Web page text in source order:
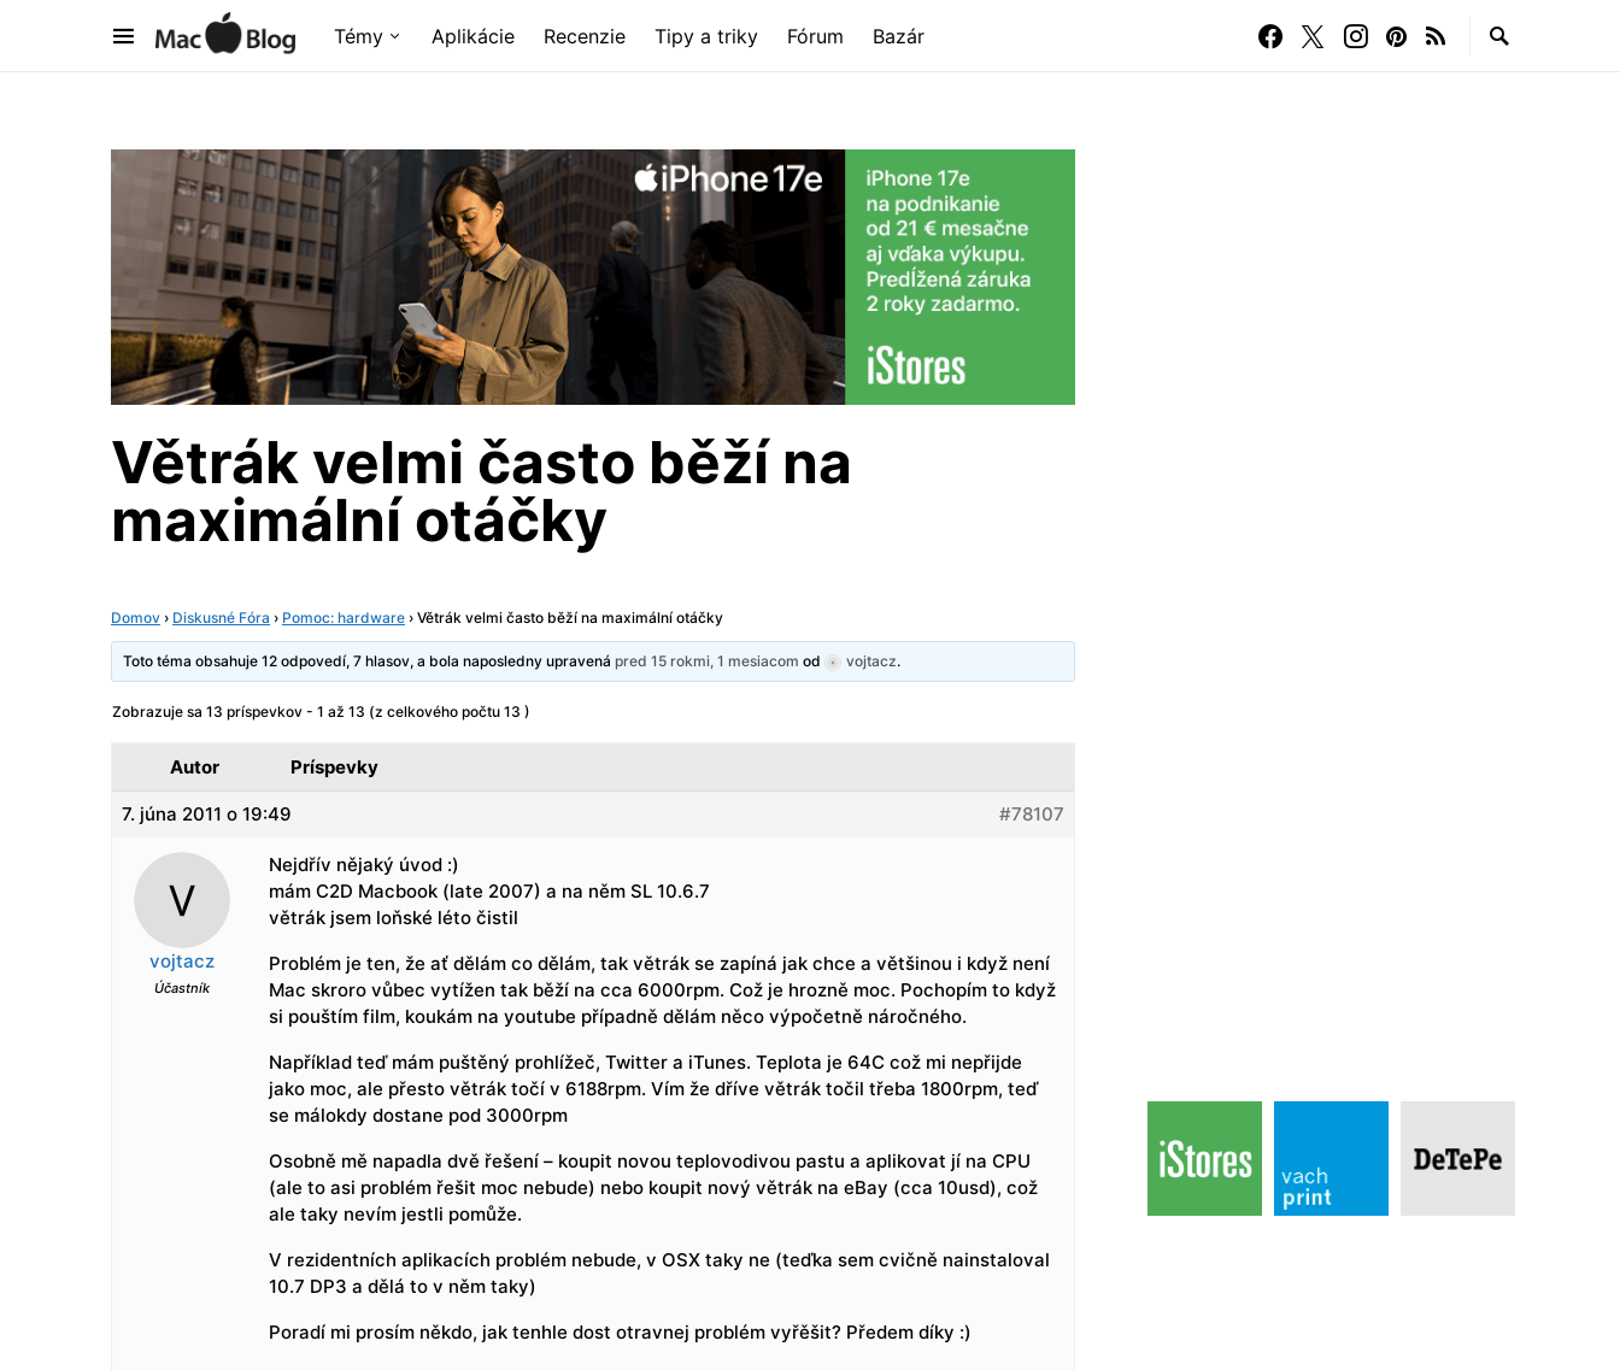
Témy Aplikácie Recenzie Tipy a triky Fórum Bazár
Větrák velmi často běží na
maximální otáčky
Domov › Diskusné Fóra › Pomoc: hardware › Větrák velmi často běží na maximální otáčky
Toto téma obsahuje 12 odpovedí, 7 hlasov, a bola naposledny upravenápred 15 rokmi, 1 mesiacom od vojtacz.
Zobrazuje sa 13 príspevkov - 1 až 13 (z celkového počtu 13 )
Autor Príspevky
7. júna 2011 o 19:49 #78107
vojtacz
Účastník
Nejdřív nějaký úvod :)
mám C2D Macbook (late 2007) a na něm SL 10.6.7
větrák jsem loňské léto čistil
Problém je ten, že ať dělám co dělám, tak větrák se zapíná jak chce a většinou i když není
Mac skroro vůbec vytížen tak běží na cca 6000rpm. Což je hrozně moc. Pochopím to když
si pouštím film, koukám na youtube případně dělám něco výpočetně náročného.
Například teď mám puštěný prohlížeč, Twitter a iTunes. Teplota je 64C což mi nepřijde
jako moc, ale přesto větrák točí v 6188rpm. Vím že dříve větrák točil třeba 1800rpm, teď
se málokdy dostane pod 3000rpm
Osobně mě napadla dvě řešení – koupit novou teplovodivou pastu a aplikovat jí na CPU
(ale to asi problém řešit moc nebude) nebo koupit nový větrák na eBay (cca 10usd), což
ale taky nevím jestli pomůže.
V rezidentních aplikacích problém nebude, v OSX taky ne (teďka sem cvičně nainstaloval
10.7 DP3 a dělá to v něm taky)
Poradí mi prosím někdo, jak tenhle dost otravnej problém vyřěšit? Předem díky :)